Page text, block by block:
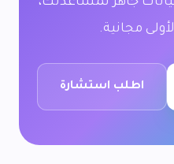
مجانية.
اطلب استشارة